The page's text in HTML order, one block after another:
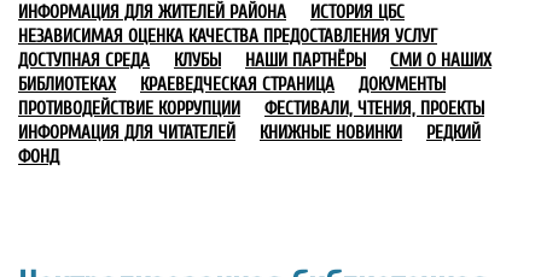
ИНФОРМАЦИЯ ДЛЯ ЖИТЕЛЕЙ РАЙОНА
ИСТОРИЯ ЦБС
НЕЗАВИСИМАЯ ОЦЕНКА КАЧЕСТВА ПРЕДОСТАВЛЕНИЯ УСЛУГ
ДОСТУПНАЯ СРЕДА
КЛУБЫ НАШИ ПАРТНЁРЫ
СМИ О НАШИХ
БИБЛИОТЕКАХ
КРАЕВЕДЧЕСКАЯ СТРАНИЦА
ДОКУМЕНТЫ
ПРОТИВОДЕЙСТВИЕ КОРРУПЦИИ
ФЕСТИВАЛИ, ЧТЕНИЯ, ПРОЕКТЫ
ИНФОРМАЦИЯ ДЛЯ ЧИТАТЕЛЕЙ
КНИЖНЫЕ НОВИНКИ
РЕДКИЙ
ФОНД